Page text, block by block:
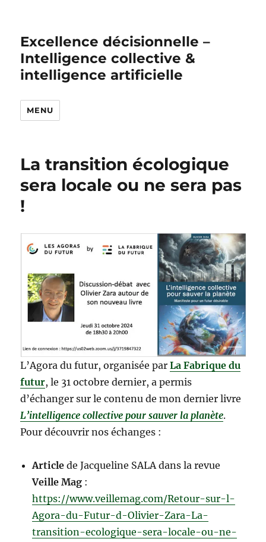
Excellence décisionnelle –
Intelligence collective &
intelligence artificielle
MENU
La transition écologique
sera locale ou ne sera pas
!
L’Agora du futur, organisée parLa Fabrique du
futur, le 31 octobre dernier, a permis
d’échanger sur le contenu de mon dernier livre
L’intelligence collective pour sauver la planète.
Pour découvrir nos échanges :
Articlede Jacqueline SALA dans la revue
Veille Mag :
https://www.veillemag.com/Retour-sur-l-
Agora-du-Futur-d-Olivier-Zara-La-
transition-ecologique-sera-locale-ou-ne-